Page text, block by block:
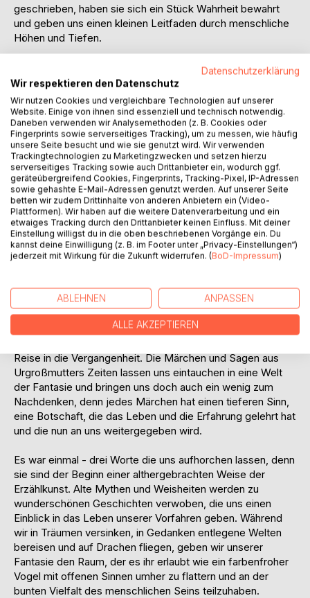
geschrieben, haben sie sich ein Stück Wahrheit bewahrt
und geben uns einen kleinen Leitfaden durch menschliche
Höhen und Tiefen.
Märchen aus Urgroßmutters Zeiten haben die Jahre
überdauert, um uns in unserem heutigen Alltag eine Insel
der mentalen Erholung zu sein. Mit ihren verschlüsselten
Botschaften sind sie aktuell wie eh und je und erzählen uns
von unseren eigenen Schwächen und Stärken. Märchen
sind mehr, als nur fantasievoll erzählte Geschichten -
Märchen sind Balsam für die Seele.
Es war einmal, vor langer, langer Zeit, da erzählten sich die
Menschen liebend gerne Geschichten und Sagen. Später
dann gab es ein paar findige Köpfe, die diese alten
Weisheiten zu Papier brachten. Und damit begann die
wunderbare Zeit des Vorlesens und des selber Lesens.
an denen wir als kleine Dreikäsehoch an den Lippen
unserer Großmutter hingen, wenn sie uns von Feen, Elfen
und Trollen erzählte. In diesem wunderbaren Buch sind nun
viele dieser bezaubernden Geschichten aus längst
Reise in die Vergangenheit. Die Märchen und Sagen aus
Urgroßmutters Zeiten lassen uns eintauchen in eine Welt
der Fantasie und bringen uns doch auch ein wenig zum
Nachdenken, denn jedes Märchen hat einen tieferen Sinn,
eine Botschaft, die das Leben und die Erfahrung gelehrt hat
und die nun an uns weitergegeben wird.
Es war einmal - drei Worte die uns aufhorchen lassen, denn
sie sind der Beginn einer althergebrachten Weise der
Erzählkunst. Alte Mythen und Weisheiten werden zu
wunderschönen Geschichten verwoben, die uns einen
Einblick in das Leben unserer Vorfahren geben. Während
wir in Träumen versinken, in Gedanken entlegene Welten
bereisen und auf Drachen fliegen, geben wir unserer
Fantasie den Raum, der es ihr erlaubt wie ein farbenfroher
Vogel mit offenen Sinnen umher zu flattern und an der
bunten Vielfalt des menschlichen Seins teilzuhaben.
Datenschutzerklärung
Wir respektieren den Datenschutz
Wir nutzen Cookies und vergleichbare Technologien auf unserer
Website. Einige von ihnen sind essenziell und technisch notwendig.
Daneben verwenden wir Analysemethoden (z. B. Cookies oder
Fingerprints sowie serverseitiges Tracking), um zu messen, wie häufig
unsere Seite besucht und wie sie genutzt wird. Wir verwenden
Trackingtechnologien zu Marketingzwecken und setzen hierzu
serverseitiges Tracking sowie auch Drittanbieter ein, wodurch ggf.
geräteübergreifend Cookies, Fingerprints, Tracking-Pixel, IP-Adressen
sowie gehashte E-Mail-Adressen genutzt werden. Auf unserer Seite
betten wir zudem Drittinhalte von anderen Anbietern ein (Video-
Plattformen). Wir haben auf die weitere Datenverarbeitung und ein
etwaiges Tracking durch den Drittanbieter keinen Einfluss. Mit deiner
Einstellung willigst du in die oben beschriebenen Vorgänge ein. Du
kannst deine Einwilligung (z. B. im Footer unter „Privacy-Einstellungen“)
jederzeit mit Wirkung für die Zukunft widerrufen. (BoD-Impressum)
ABLEHNEN ANPASSEN
ALLE AKZEPTIEREN